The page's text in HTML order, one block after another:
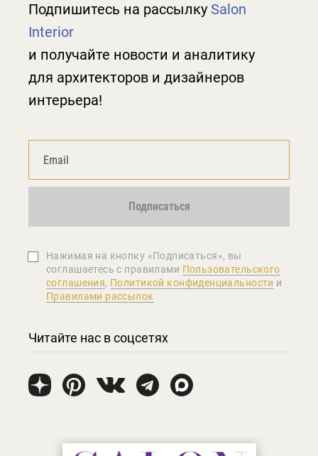
Подпишитесь на рассылку Salon
Interior
и получайте новости и аналитику
для архитекторов и дизайнеров
интерьера!
Подписаться
Нажимая на кнопку «Подписаться», вы
соглашаетеcь с правилами Пользовательского
соглашения, Политикой конфиденциальности и
Правилами рассылок
Читайте нас в соцсетях